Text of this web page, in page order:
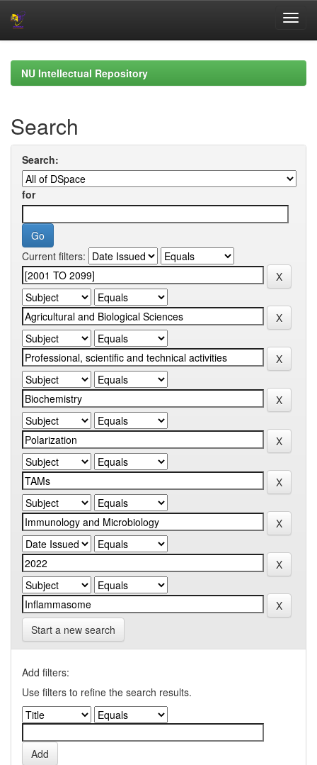
navigationNU Intellectual Repository
Search
Search:
for
Current filters:
Start a new search
Add filters:
Use filters to refine the search results.